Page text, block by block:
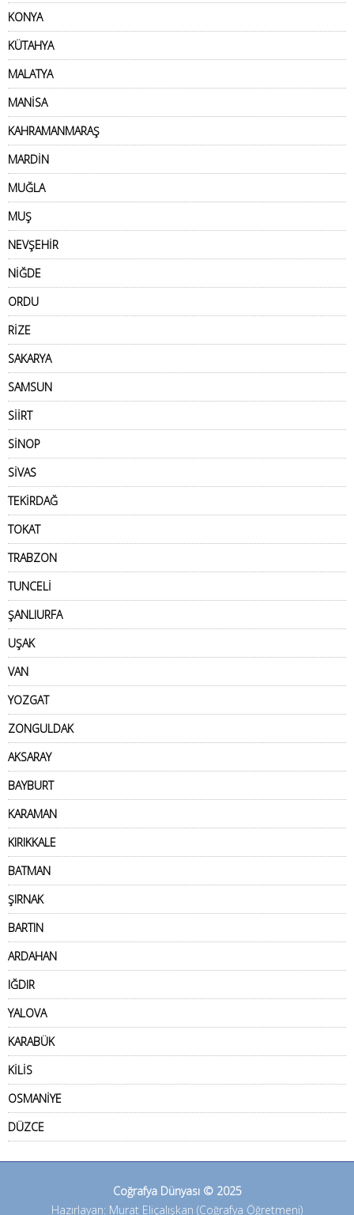
KONYA
KÜTAHYA
MALATYA
MANİSA
KAHRAMANMARAŞ
MARDİN
MUĞLA
MUŞ
NEVŞEHİR
NİĞDE
ORDU
RİZE
SAKARYA
SAMSUN
SİİRT
SİNOP
SİVAS
TEKİRDAĞ
TOKAT
TRABZON
TUNCELİ
ŞANLIURFA
UŞAK
VAN
YOZGAT
ZONGULDAK
AKSARAY
BAYBURT
KARAMAN
KIRIKKALE
BATMAN
ŞIRNAK
BARTIN
ARDAHAN
IĞDIR
YALOVA
KARABÜK
KİLİS
OSMANİYE
DÜZCE
Coğrafya Dünyası © 2025
Hazırlayan: Murat Eliçalışkan (Coğrafya Öğretmeni)